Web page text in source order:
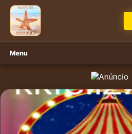
Menu